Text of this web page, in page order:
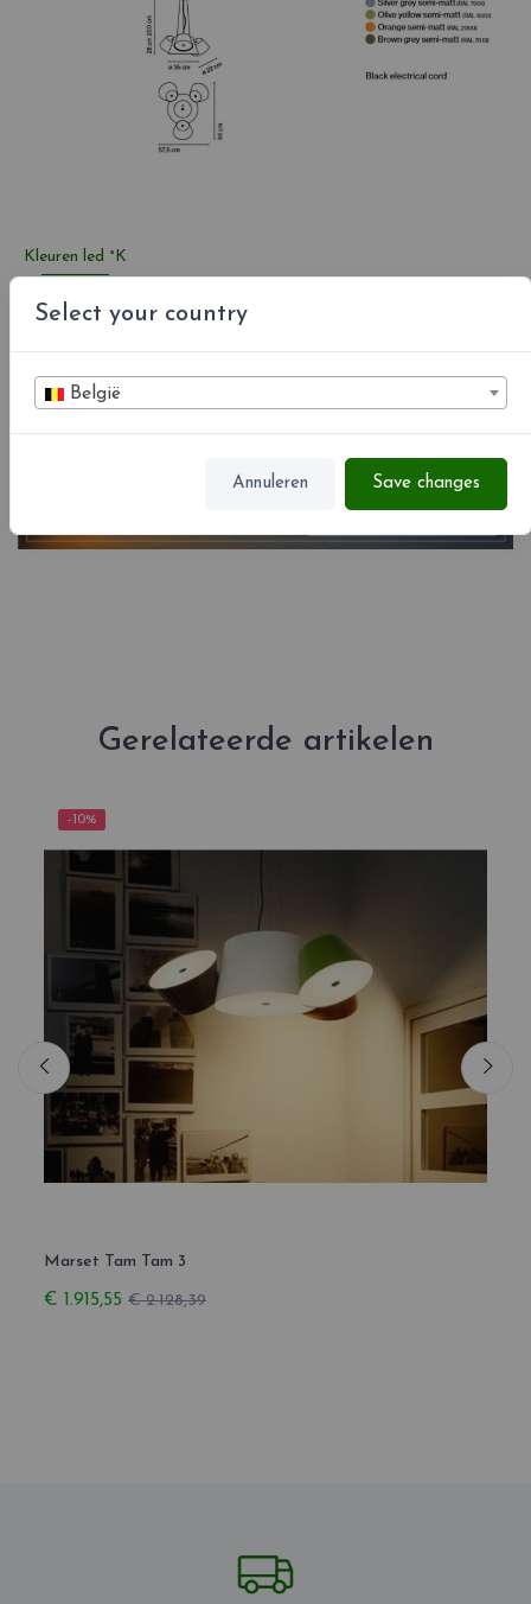
Select your country
België
Annuleren Save changes
Kleuren led °K
Gerelateerde artikelen
-10%
Marset Tam Tam 3
€ 1.915,55 € 2.128,39